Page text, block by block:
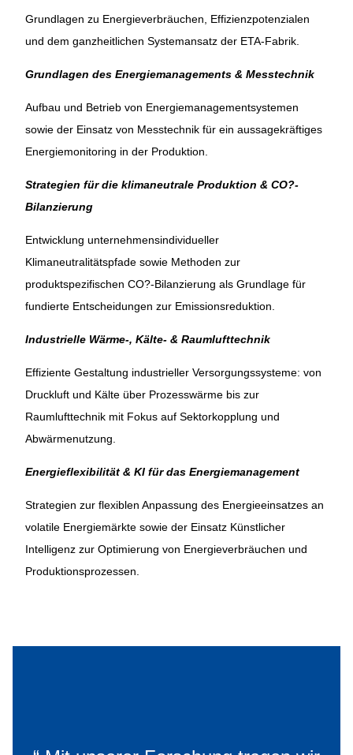
Grundlagen zu Energieverbräuchen, Effizienzpotenzialen
und dem ganzheitlichen Systemansatz der ETA-Fabrik.
Grundlagen des Energiemanagements & Messtechnik
Aufbau und Betrieb von Energiemanagementsystemen
sowie der Einsatz von Messtechnik für ein aussagekräftiges
Energiemonitoring in der Produktion.
Strategien für die klimaneutrale Produktion & CO?-
Bilanzierung
Entwicklung unternehmensindividueller
Klimaneutralitätspfade sowie Methoden zur
produktspezifischen CO?-Bilanzierung als Grundlage für
fundierte Entscheidungen zur Emissionsreduktion.
Industrielle Wärme-, Kälte- & Raumlufttechnik
Effiziente Gestaltung industrieller Versorgungssysteme: von
Druckluft und Kälte über Prozesswärme bis zur
Raumlufttechnik mit Fokus auf Sektorkopplung und
Abwärmenutzung.
Energieflexibilität & KI für das Energiemanagement
Strategien zur flexiblen Anpassung des Energieeinsatzes an
volatile Energiemärkte sowie der Einsatz Künstlicher
Intelligenz zur Optimierung von Energieverbräuchen und
Produktionsprozessen.